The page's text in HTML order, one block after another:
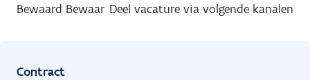
Bewaard Bewaar Deel vacature via volgende kanalen
Contract